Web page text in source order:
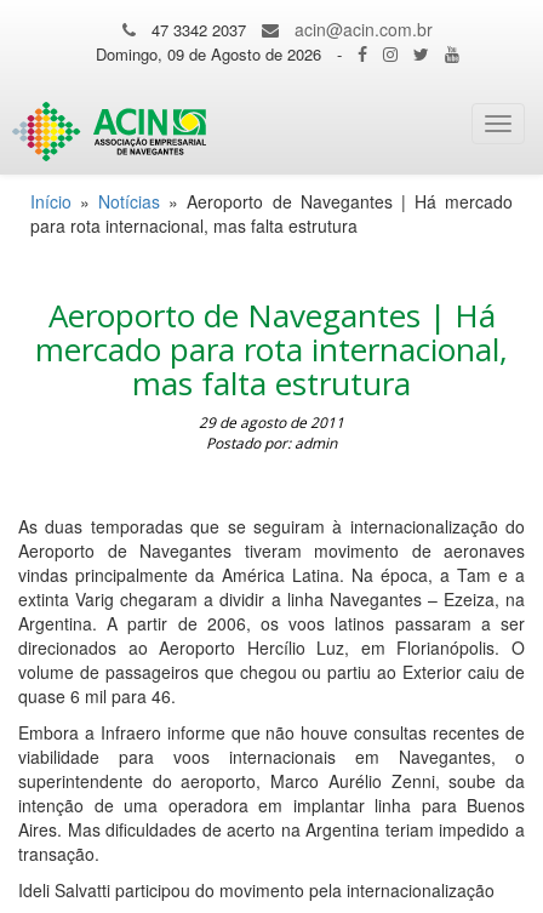
47 3342 2037 acin@acin.com.br
Domingo, 09 de Agosto de 2026 -
Início » Notícias »Aeroporto de Navegantes | Há mercado
para rota internacional, mas falta estrutura
Aeroporto de Navegantes | Há
mercado para rota internacional,
mas falta estrutura
29 de agosto de 2011
Postado por: admin
As duas temporadas que se seguiram à internacionalização do
Aeroporto de Navegantes tiveram movimento de aeronaves
vindas principalmente da América Latina. Na época, a Tam e a
extinta Varig chegaram a dividir a linha Navegantes – Ezeiza, na
Argentina. A partir de 2006, os voos latinos passaram a ser
direcionados ao Aeroporto Hercílio Luz, em Florianópolis. O
volume de passageiros que chegou ou partiu ao Exterior caiu de
quase 6 mil para 46.
Embora a Infraero informe que não houve consultas recentes de
viabilidade para voos internacionais em Navegantes, o
superintendente do aeroporto, Marco Aurélio Zenni, soube da
intenção de uma operadora em implantar linha para Buenos
Aires. Mas dificuldades de acerto na Argentina teriam impedido a
transação.
Ideli Salvatti participou do movimento pela internacionalização